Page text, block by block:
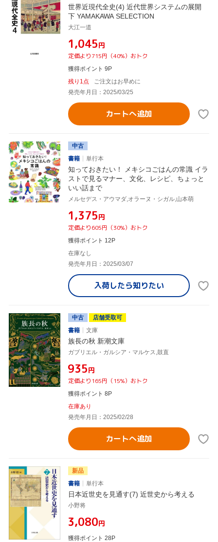
世界近現代全史(4) 近代世界システムの展開
下 YAMAKAWA SELECTION
大江一道
¥1,045円
定価より715円（40%）おトク
獲得ポイント 9P
残り1点
ご注文はお早めに
発売年月日：2025/03/25
カートへ追加
中古
書籍
単行本
知っておきたい！ メキシコごはんの常識 イラ
ストで見るマナー、文化、レシピ、ちょっと
いい話まで
メルセデス・アウマダ,オラーヌ・シガル,山本萌
¥1,375円
定価より605円（30%）おトク
獲得ポイント 12P
在庫なし
発売年月日：2025/03/07
入荷したら知りたい
中古
店舗受取可
書籍
文庫
族長の秋 新潮文庫
ガブリエル・ガルシア・マルケス,鼓直
¥935円
定価より165円（15%）おトク
獲得ポイント 8P
在庫あり
発売年月日：2025/02/28
カートへ追加
新品
書籍
単行本
日本近世史を見通す(7) 近世史から考える
小野将
¥3,080円
獲得ポイント 28P